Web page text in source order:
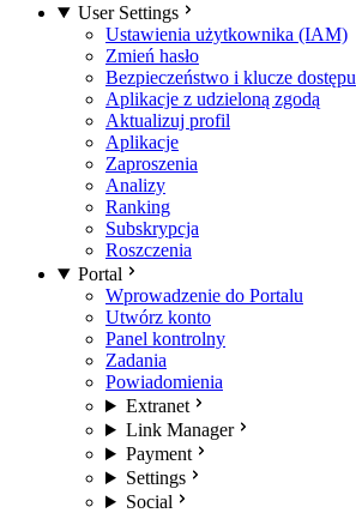
User Settings
Ustawienia użytkownika (IAM)
Zmień hasło
Bezpieczeństwo i klucze dostępu
Aplikacje z udzieloną zgodą
Aktualizuj profil
Aplikacje
Zaproszenia
Analizy
Ranking
Subskrypcja
Roszczenia
Portal
Wprowadzenie do Portalu
Utwórz konto
Panel kontrolny
Zadania
Powiadomienia
Extranet
Link Manager
Payment
Settings
Social